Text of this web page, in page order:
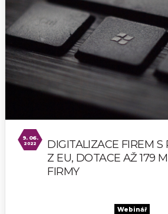
9. 06.
2022
DIGITALIZACE FIREM
Z EU, DOTACE AŽ 179
FIRMY
Webinář